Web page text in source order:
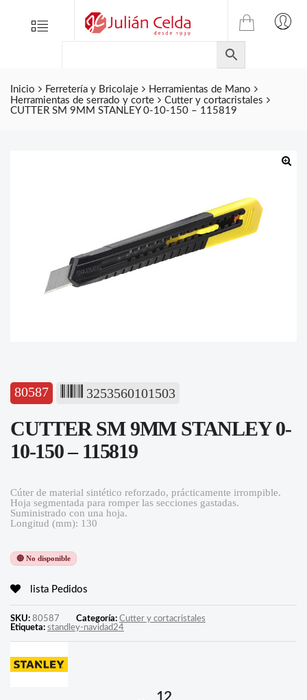
Menu
TIENDA
ONLINE
DE
JULIAN
CELDA
S.L.
Inicio Ferretería y Bricolaje
Herramientas de Mano
Herramientas de serrado y corte
Cutter y cortacristales
CUTTER SM 9MM STANLEY 0-10-150 – 115819
80587 3253560101503
CUTTER SM 9MM STANLEY 0-
10-150 – 115819
Cúter de material sintético reforzado, prácticamente irrompible.
Hoja segmentada para romper las secciones gastadas.
Suministrado con una hoja.
Longitud (mm): 130
🔴 No disponible
lista Pedidos
SKU: 80587 Categoría: Cutter y cortacristales
Etiqueta: standley-navidad24
Folletos
Contacto